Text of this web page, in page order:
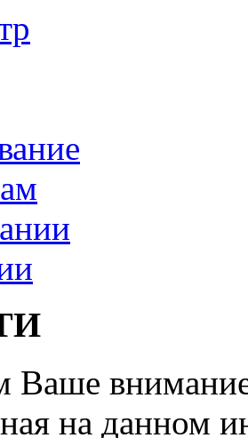
Ваше
на данном